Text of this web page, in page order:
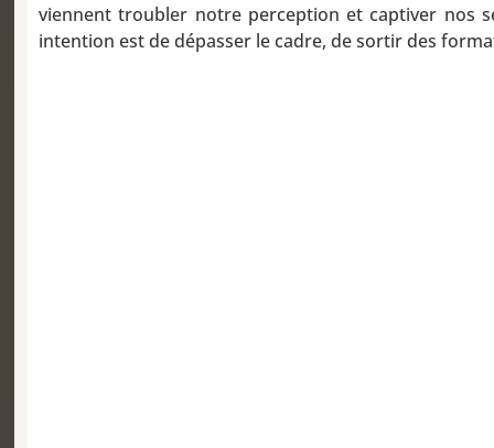
viennent troubler notre perception et captiver nos
intention est de dépasser le cadre, de sortir des